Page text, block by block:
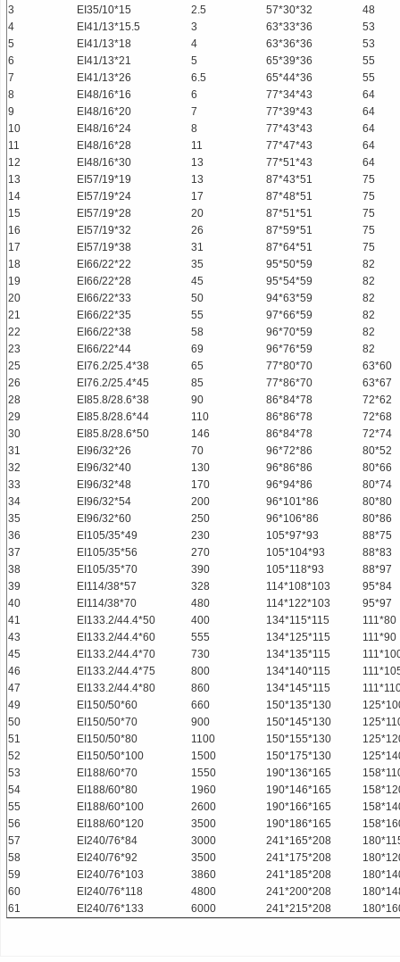
3
EI35/10*15 2.5 57*30*32
48
4
EI41/13*15.5 3 63*33*36
53
5
EI41/13*18 4 63*36*36
53
6
EI41/13*21 5 65*39*36
55
7
EI41/13*26 6.5 65*44*36
55
8
EI48/16*16 6 77*34*43
64
9
EI48/16*20 7 77*39*43
64
10
EI48/16*24 8 77*43*43
64
11
EI48/16*28 11 77*47*43
64
12
EI48/16*30 13 77*51*43
64
13
EI57/19*19 13 87*43*51
75
14
EI57/19*24 17 87*48*51
75
15
EI57/19*28 20 87*51*51
75
16
EI57/19*32 26 87*59*51
75
17
EI57/19*38 31 87*64*51
75
18
EI66/22*22 35 95*50*59
82
19
EI66/22*28 45 95*54*59
82
20
EI66/22*33 50 94*63*59
82
21
EI66/22*35 55 97*66*59
82
22
EI66/22*38 58 96*70*59
82
23
EI66/22*44 69 96*76*59
82
25
EI76.2/25.4*38 65 77*80*70
63*60
26
EI76.2/25.4*45 85 77*86*70
63*67
28
EI85.8/28.6*38 90 86*84*78
72*62
29
EI85.8/28.6*44 110 86*86*78
72*68
30
EI85.8/28.6*50 146 86*84*78
72*74
31
EI96/32*26 70 96*72*86
80*52
32
EI96/32*40 130 96*86*86
80*66
33
EI96/32*48 170 96*94*86
80*74
34
EI96/32*54 200 96*101*86
80*80
35
EI96/32*60 250 96*106*86
80*86
36
EI105/35*49 230 105*97*93
88*75
37
EI105/35*56 270 105*104*93
88*83
38
EI105/35*70 390 105*118*93
88*97
39
EI114/38*57 328 114*108*103
95*84
40
EI114/38*70 480 114*122*103
95*97
41
EI133.2/44.4*50 400 134*115*115
111*80
43
EI133.2/44.4*60 555 134*125*115
111*90
45
EI133.2/44.4*70 730 134*135*115
46
EI133.2/44.4*75 800 134*140*115
47
EI133.2/44.4*80 860 134*145*115
49
EI150/50*60 660 150*135*130
50
EI150/50*70 900 150*145*130
51
EI150/50*80 1100 150*155*130
52
EI150/50*100 1500 150*175*130
53
EI188/60*70 1550 190*136*165
54
EI188/60*80 1960 190*146*165
55
EI188/60*100 2600 190*166*165
56
EI188/60*120 3500 190*186*165
57
EI240/76*84 3000 241*165*208
58
EI240/76*92 3500 241*175*208
59
EI240/76*103 3860 241*185*208
60
EI240/76*118 4800 241*200*208
61
EI240/76*133 6000 241*215*208